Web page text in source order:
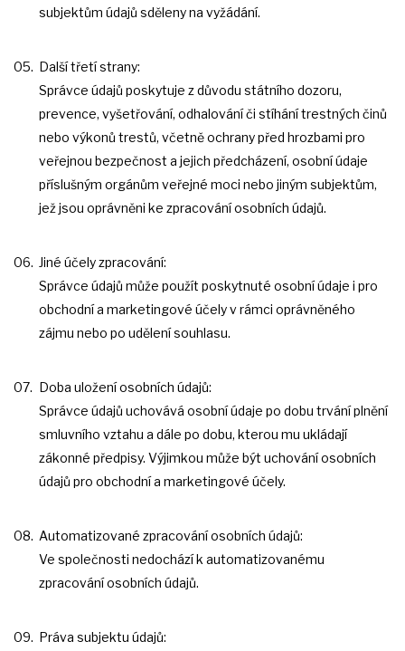
subjektům údajů sděleny na vyžádání.
Další třetí strany:
Správce údajů poskytuje z důvodu státního dozoru,
prevence, vyšetřování, odhalování či stíhání trestných činů
nebo výkonů trestů, včetně ochrany před hrozbami pro
veřejnou bezpečnost a jejich předcházení, osobní údaje
příslušným orgánům veřejné moci nebo jiným subjektům,
jež jsou oprávněni ke zpracování osobních údajů.
Jiné účely zpracování:
Správce údajů může použít poskytnuté osobní údaje i pro
obchodní a marketingové účely v rámci oprávněného
zájmu nebo po udělení souhlasu.
Doba uložení osobních údajů:
Správce údajů uchovává osobní údaje po dobu trvání plnění
smluvního vztahu a dále po dobu, kterou mu ukládají
zákonné předpisy. Výjimkou může být uchování osobních
údajů pro obchodní a marketingové účely.
Automatizované zpracování osobních údajů:
Ve společnosti nedochází k automatizovanému
zpracování osobních údajů.
Práva subjektu údajů: